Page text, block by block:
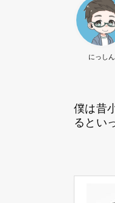
にっしん
僕は昔
るとい